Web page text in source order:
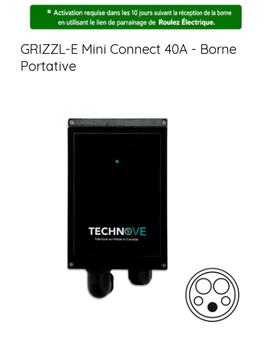
GRIZZL-E Mini Connect 40A - Borne
Portative